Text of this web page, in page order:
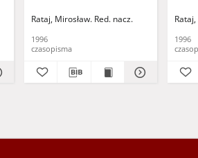
Rataj, Mirosław. Red. nacz.
1996
czasopisma
1996